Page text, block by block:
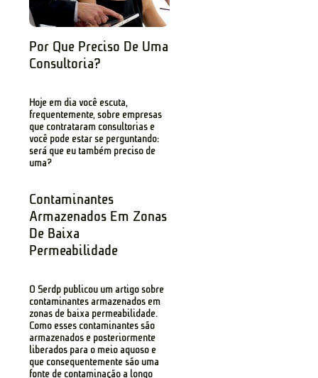
Por Que Preciso De Uma
Consultoria?
Hoje em dia você escuta,
frequentemente, sobre empresas
que contrataram consultorias e
você pode estar se perguntando:
será que eu também preciso de
uma?
Contaminantes
Armazenados Em Zonas
De Baixa
Permeabilidade
O Serdp publicou um artigo sobre
contaminantes armazenados em
zonas de baixa permeabilidade.
Como esses contaminantes são
armazenados e posteriormente
liberados para o meio aquoso e
que consequentemente são uma
fonte de contaminação a longo